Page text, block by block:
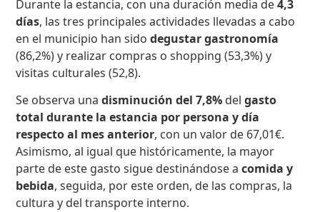
Durante la estancia, con una duración media de4,3
días, las tres principales actividades llevadas a cabo
en el municipio han sidodegustar gastronomía
(86,2%) y realizar compras o shopping (53,3%) y
visitas culturales (52,8).
Se observa unadisminución del 7,8% delgasto
total durante la estancia por persona y día
respecto al mes anterior, con un valor de 67,01€.
Asimismo, al igual que históricamente, la mayor
parte de este gasto sigue destinándose acomida y
bebida, seguida, por este orden, de las compras, la
cultura y del transporte interno.